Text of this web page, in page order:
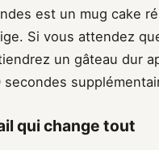
est un mug cake
Si vous attendez
un gâteau dur
qui change tout